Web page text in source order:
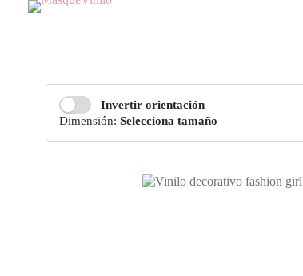
Invertir orientación
Dimensión:Selecciona tamaño